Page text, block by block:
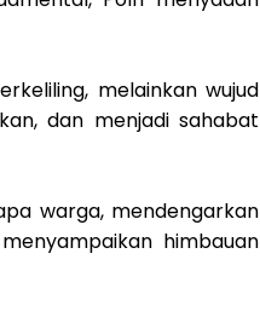
melainkan wujud
dan menjadi sahabat
warga, mendengarkan
himbauan